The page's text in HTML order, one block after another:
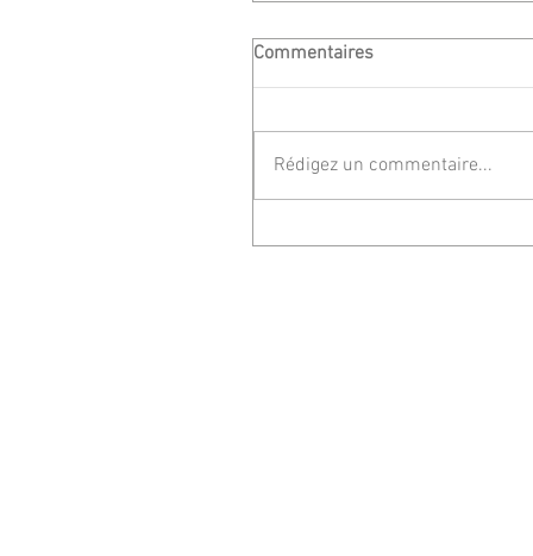
Commentaires
Rédigez un commentaire...